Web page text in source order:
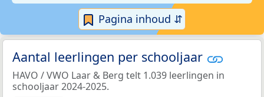
Pagina inhoud ⇵
Aantal leerlingen per schooljaar
HAVO / VWO Laar & Berg telt 1.039 leerlingen in
schooljaar 2024-2025.